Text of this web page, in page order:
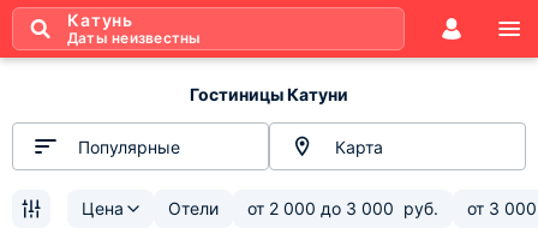
Катунь
Даты неизвестны
Гостиницы Катуни
Популярные Карта
Цена Отели от 2 000 до 3 000 руб. от 3 000